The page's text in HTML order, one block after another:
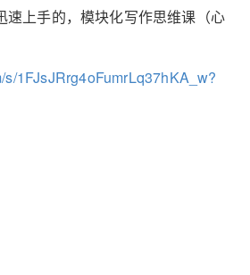
速上手的，模块化写作思维课（心
1FJsJRrg4oFumrLq37hKA_w?